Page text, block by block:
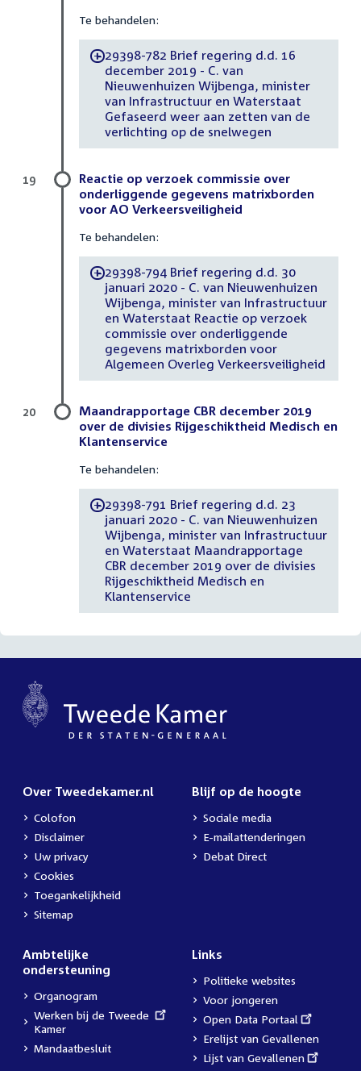
Te behandelen:
-29398-782 Brief regering d.d. 16
december 2019 - C. van
Nieuwenhuizen Wijbenga, minister
van Infrastructuur en Waterstaat
Gefaseerd weer aan zetten van de
verlichting op de snelwegen
Reactie op verzoek commissie over
onderliggende gegevens matrixborden
voor AO Verkeersveiligheid
Te behandelen:
-29398-794 Brief regering d.d. 30
januari 2020 - C. van Nieuwenhuizen
Wijbenga, minister van Infrastructuur
en Waterstaat Reactie op verzoek
commissie over onderliggende
gegevens matrixborden voor
Algemeen Overleg Verkeersveiligheid
19
Maandrapportage CBR december 2019
over de divisies Rijgeschiktheid Medisch en
Klantenservice
Te behandelen:
-29398-791 Brief regering d.d. 23
januari 2020 - C. van Nieuwenhuizen
Wijbenga, minister van Infrastructuur
en Waterstaat Maandrapportage
CBR december 2019 over de divisies
Rijgeschiktheid Medisch en
Klantenservice
20
Over Tweedekamer.nl
Colofon
Disclaimer
Uw privacy
Cookies
Toegankelijkheid
Sitemap
Blijf op de hoogte
Sociale media
E-mailattenderingen
Debat Direct
Ambtelijke
ondersteuning
Organogram
External
link:
Werken bij de Tweede
Kamer
Mandaatbesluit
Links
Politieke websites
Voor jongeren
External
link:
Open Data Portaal
Erelijst van Gevallenen
External
Lijst van Gevallenen